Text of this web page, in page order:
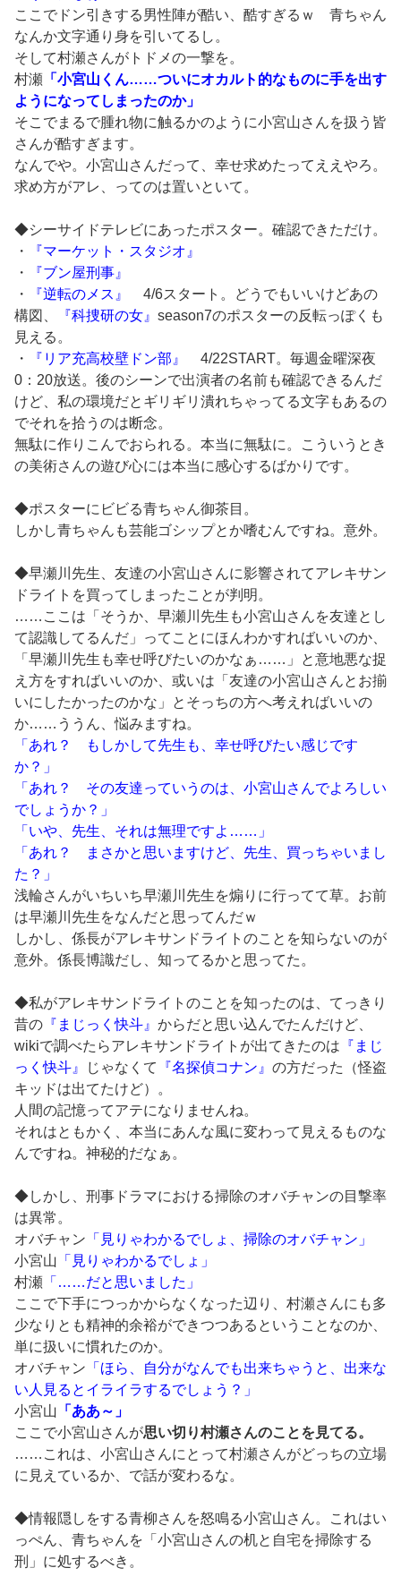
ここでドン引きする男性陣が酷い、酷すぎるｗ 青ちゃん
なんか文字通り身を引いてるし。
そして村瀬さんがトドメの一撃を。
村瀬 「小宮山くん……ついにオカルト的なものに手を出す
ようになってしまったのか」
そこでまるで腫れ物に触るかのように小宮山さんを扱う皆
さんが酷すぎます。
なんでや。小宮山さんだって、幸せ求めたってええやろ。
求め方がアレ、ってのは置いといて。
◆シーサイドテレビにあったポスター。確認できただけ。
・
『マーケット・スタジオ』
・
『ブン屋刑事』
・
『逆転のメス』
4/6スタート。どうでもいいけどあの
構図、
『科捜研の女』 season7のポスターの反転っぽくも
見える。
・
『リア充高校壁ドン部』
4/22START。毎週金曜深夜
0：20放送。後のシーンで出演者の名前も確認できるんだ
けど、私の環境だとギリギリ潰れちゃってる文字もあるの
でそれを拾うのは断念。
無駄に作りこんでおられる。本当に無駄に。こういうとき
の美術さんの遊び心には本当に感心するばかりです。
◆ポスターにビビる青ちゃん御茶目。
しかし青ちゃんも芸能ゴシップとか嗜むんですね。意外。
◆早瀬川先生、友達の小宮山さんに影響されてアレキサン
ドライトを買ってしまったことが判明。
……ここは「そうか、早瀬川先生も小宮山さんを友達とし
て認識してるんだ」ってことにほんわかすればいいのか、
「早瀬川先生も幸せ呼びたいのかなぁ……」と意地悪な捉
え方をすればいいのか、或いは「友達の小宮山さんとお揃
いにしたかったのかな」とそっちの方へ考えればいいの
か……ううん、悩みますね。
「あれ？ もしかして先生も、幸せ呼びたい感じです
か？」
「あれ？ その友達っていうのは、小宮山さんでよろしい
でしょうか？」
「いや、先生、それは無理ですよ……」
「あれ？ まさかと思いますけど、先生、買っちゃいまし
た？」
浅輪さんがいちいち早瀬川先生を煽りに行ってて草。お前
は早瀬川先生をなんだと思ってんだｗ
しかし、係長がアレキサンドライトのことを知らないのが
意外。係長博識だし、知ってるかと思ってた。
◆私がアレキサンドライトのことを知ったのは、てっきり
昔の 『まじっく快斗』 からだと思い込んでたんだけど、
wikiで調べたらアレキサンドライトが出てきたのは 『まじ
っく快斗』
じゃなくて 『名探偵コナン』 の方だった（怪盗
キッドは出てたけど）。
人間の記憶ってアテになりませんね。
それはともかく、本当にあんな風に変わって見えるものな
んですね。神秘的だなぁ。
◆しかし、刑事ドラマにおける掃除のオバチャンの目撃率
は異常。
オバチャン 「見りゃわかるでしょ、掃除のオバチャン」
小宮山 「見りゃわかるでしょ」
村瀬 「……だと思いました」
ここで下手につっかからなくなった辺り、村瀬さんにも多
少なりとも精神的余裕ができつつあるということなのか、
単に扱いに慣れたのか。
オバチャン 「ほら、自分がなんでも出来ちゃうと、出来な
い人見るとイライラするでしょう？」
小宮山 「ああ～」
ここで小宮山さんが思い切り村瀬さんのことを見てる。
……これは、小宮山さんにとって村瀬さんがどっちの立場
に見えているか、で話が変わるな。
◆情報隠しをする青柳さんを怒鳴る小宮山さん。これはい
っぺん、青ちゃんを「小宮山さんの机と自宅を掃除する
刑」に処するべき。